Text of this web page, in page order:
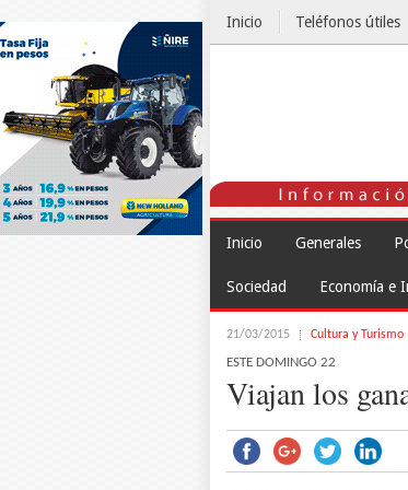
Inicio Teléfonos útiles
Inicio Generales
Sociedad Economía e
21/03/2015 Cultura y Turismo
ESTE DOMINGO 22
Viajan los